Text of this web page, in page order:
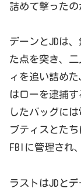
詰めて撃ったの
デーンとJDは
た点を突き、
ィを追い詰め
はローを逮捕
したバッグに
ブティスとた
FBIに管理され
ラストはJDと